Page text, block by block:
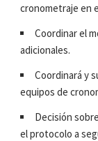
cronometraje en
Coordinar el
adicionales.
Coordinará y
equipos de
Decisión
el protocolo a